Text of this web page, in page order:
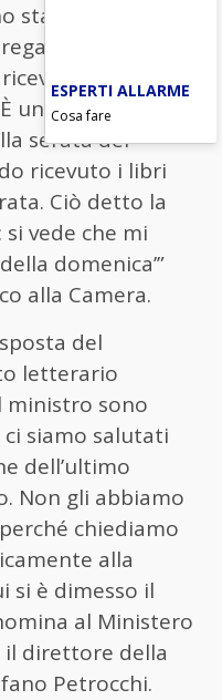
stato invitato
sono stati
nessun
po’ curioso
serata del
ricevuto i libri
Ciò detto la
vede che mi
domenica’”
alla Camera.
del
letterario
ministro sono
siamo salutati
dell’ultimo
Non gli abbiamo
chiediamo
alla
si è dimesso il
al Ministero
il direttore della
Petrocchi.
ESPERTI ALLARME
Cosa fare